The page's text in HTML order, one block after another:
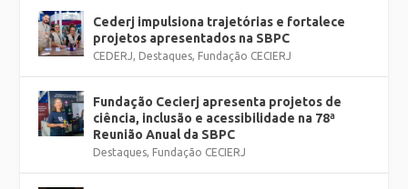
Cederj impulsiona trajetórias e fortalece
projetos apresentados na SBPC
CEDERJ, Destaques, Fundação CECIERJ
Fundação Cecierj apresenta projetos de
ciência, inclusão e acessibilidade na 78ª
Reunião Anual da SBPC
Destaques, Fundação CECIERJ